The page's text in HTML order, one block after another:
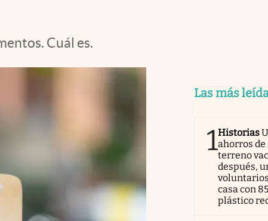
Cuál es.
Las más
1Historias
ahorros de
terreno
después,
casa con
plástico